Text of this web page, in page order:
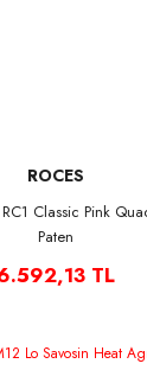
ROCES
Classic Pink
Paten
TL